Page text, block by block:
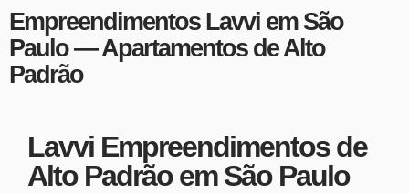
Empreendimentos Lavvi em São
Paulo — Apartamentos de Alto
Padrão
Lavvi Empreendimentos de
Alto Padrão em São Paulo